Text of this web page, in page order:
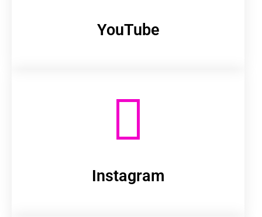
YouTube
Instagram